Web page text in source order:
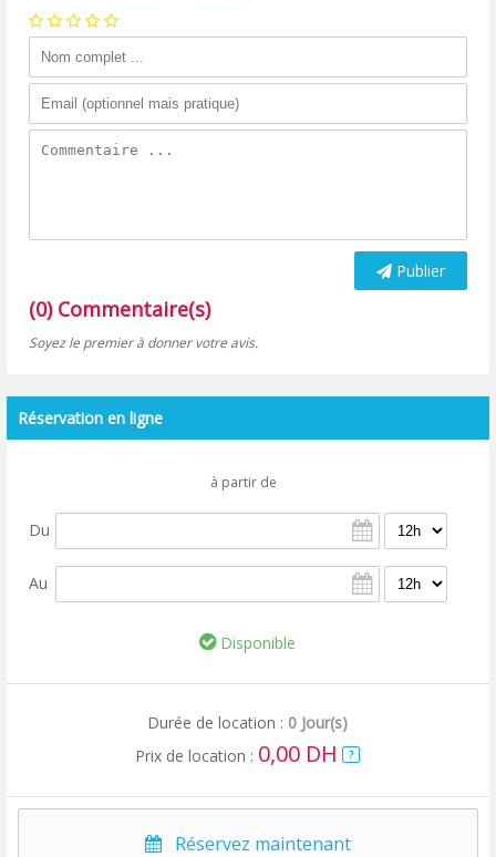
Publier
(0) Commentaire(s)
Soyez le premier à donner votre avis.
Réservation en ligne
à partir de
Du
Au
Disponible
Durée de location : 0 Jour(s)
Prix de location : 0,00 DH ?
Réservez maintenant